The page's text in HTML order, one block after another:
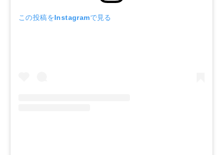
この投稿をInstagramで見る